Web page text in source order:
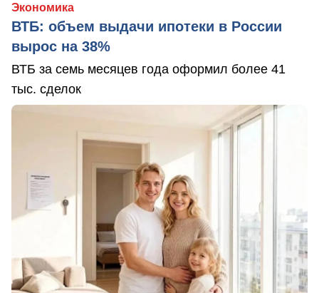
Экономика
ВТБ: объем выдачи ипотеки в России
вырос на 38%
ВТБ за семь месяцев года оформил более 41
тыс. сделок